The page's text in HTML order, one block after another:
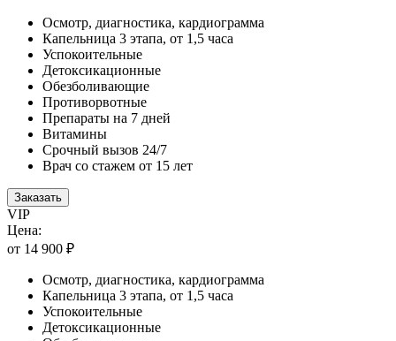
Осмотр, диагностика, кардиограмма
Капельница 3 этапа, от 1,5 часа
Успокоительные
Детоксикационные
Обезболивающие
Противорвотные
Препараты на 7 дней
Витамины
Срочный вызов 24/7
Врач со стажем от 15 лет
Заказать
VIP
Цена:
от 14 900 ₽
Осмотр, диагностика, кардиограмма
Капельница 3 этапа, от 1,5 часа
Успокоительные
Детоксикационные